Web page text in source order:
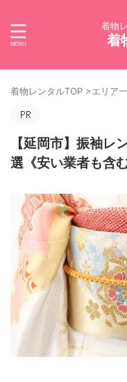
着物
着
着物レンタルTOP >エリア
【延岡市】振袖レ
選《安い業者も含む